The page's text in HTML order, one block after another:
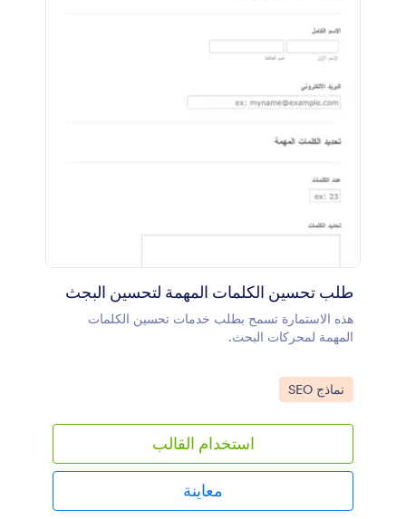
طلب تحسين الكلمات المهمة لتحسين البجث
هذه الاستمارة تسمح بطلب خدمات تحسين الكلمات
المهمة لمحركات البحث.
Go to Category:
نماذج SEO
استخدام القالب
معاينة